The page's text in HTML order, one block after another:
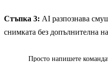
Стъпка 3: AI разпознава
снимката без допълнителна
Преди
Просто напишете